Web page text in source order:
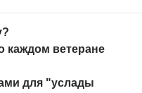
каждом ветеране
для "услады